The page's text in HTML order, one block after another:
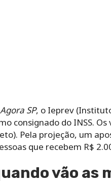
Agora SP, o Ieprev
consignado do INSS.
Pela projeção, um
que recebem R$
vão as